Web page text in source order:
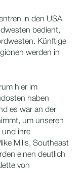
in den USA
bedient,
Künftige
werden in
hier im
haben
es war an der
um unseren
und ihre
Mills, Southeast
einen deutlich
von